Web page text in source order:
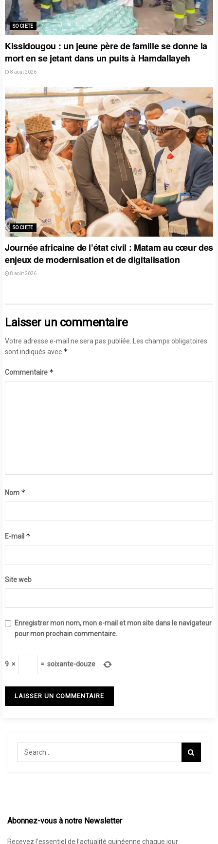
SOCIETE
Kissidougou : un jeune père de famille se donne la
mort en se jetant dans un puits à Hamdallayeh
8 août 2026
SOCIETE
Journée africaine de l’état civil : Matam au cœur des
enjeux de modernisation et de digitalisation
8 août 2026
Laisser un commentaire
Votre adresse e-mail ne sera pas publiée.
Les champs obligatoires
sont indiqués avec *
Commentaire *
Nom *
E-mail *
Site web
Enregistrer mon nom, mon e-mail et mon site dans le navigateur
pour mon prochain commentaire.
9 × = soixante-douze
Abonnez-vous à notre Newsletter
Recevez l’essentiel de l’actualité guinéenne chaque jour